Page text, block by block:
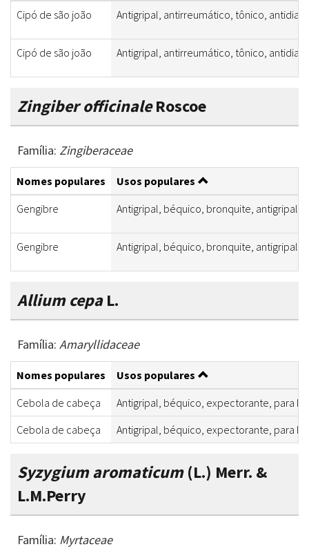
Cipó de são joão
Antigripal, antirreumático, tônico,
Cipó de são joão Antigripal, antirreumático, tônico,
Zingiber officinaleRoscoe
Família: Zingiberaceae
Nomes populares
Usos populares
Gengibre
Antigripal, béquico, bronquite, antigripal,
Gengibre Antigripal, béquico, bronquite, antigripal,
Allium cepaL.
Família: Amaryllidaceae
Nomes populares
Usos populares
Cebola de cabeça
Antigripal, béquico, expectorante, para
Cebola de cabeça
Antigripal, béquico, expectorante, para
Syzygium aromaticum(L.) Merr. &
L.M.Perry
Família: Myrtaceae